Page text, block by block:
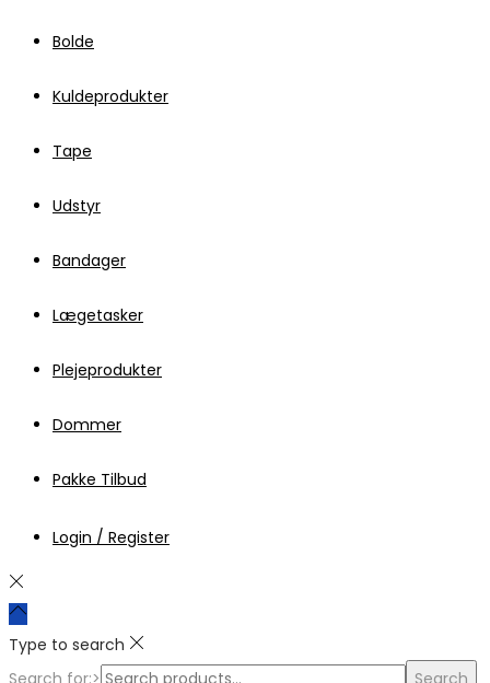
Bolde
Kuldeprodukter
Tape
Udstyr
Bandager
Lægetasker
Plejeprodukter
Dommer
Pakke Tilbud
Login / Register
Type to search